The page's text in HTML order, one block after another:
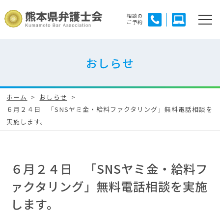
相談の
ご予約
おしらせ
ホーム
おしらせ
６月２４日 「SNSヤミ金・給料ファクタリング」無料電話相談を
実施します。
６月２４日 「SNSヤミ金・給料フ
ァクタリング」無料電話相談を実施
します。